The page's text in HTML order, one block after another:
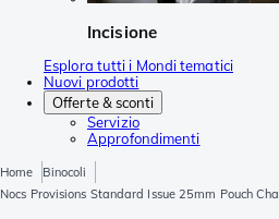
Incisione
Esplora tutti i Mondi tematici
Nuovi prodotti
Offerte & sconti
Servizio
Approfondimenti
Home
Binocoli
Nocs Provisions Standard Issue 25mm Pouch